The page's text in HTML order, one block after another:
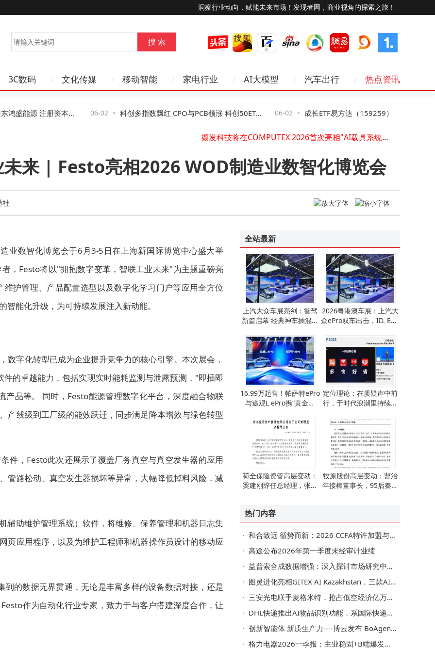
洞察行业动向，赋能未来市场！发现者网，商业视角的探索之旅！
3C数码 文化传媒 移动智能 家电行业 AI大模型 汽车出行 热点资讯
能源 注册资本千 06-02 科创多指数飘红 CPO与PCB领涨 科创50ETF 06-02 成长ETF易方达（159259）获资金青睐，国
证成长100指数领涨市场
新手也能玩超频！铭瑄 Z890-A WIFI 人性化设计打造省心装机体验
高途公布2026年第一季度未经审计业绩
Robo.ai 宣布正式完成对 Neurovia AI 的全资收购，夯实 AI 软件核心战略底座
BEYOND Expo 2026媒体日正式启幕
新手也能玩超频！铭瑄 Z890-A WIFI 人性化设计打造省心装机体验
高途公布2026年第一季度未经审计业绩
来 | Festo亮相2026 WOD制造业数智化博览会
社
业数智化博览会于6月3-5日在上海新国际博览中心盛大举
，Festo将以"拥抱数字变革，智联工业未来"为主题重磅亮
护管理、产品配置选型以及数字化学习门户等应用全方位
能化升级，为可持续发展注入新动能。
数字化转型已成为企业提升竞争力的核心引擎。本次展会，
的卓越能力，包括实现实时能耗监测与泄露预测，"即插即
品等。 同时，Festo能源管理数字化平台，深度融合物联
产线级到工厂级的能效跃迁，同步满足降本增效与绿色转型
件，Festo此次还展示了覆盖厂务真空与真空发生器的应用
管路松动、真空发生器损坏等异常，大幅降低掉料风险，减
辅助维护管理系统）软件，将维修、保养管理和机器日志集
页应用程序，以及为维护工程师和机器操作员设计的移动应
的数据无界贯通，无论是丰富多样的设备数据对接，还是
作为自动化行业专家，致力于与客户搭建深度合作，让
全站最新
上汽大众车展亮剑：智驾
新篇启幕 经典神车插混焕
2026粤港澳车展：上汽大
众ePro双车出击，ID. ERA
16.99万起售！帕萨特ePro
与途观L ePro携“黄金超
来了
定位理论：在质疑声中前
行，于时代浪潮里持续焕
荷全保险资管高层变动：
梁建刚辞任总经理，张梦
牧原股份高层变动：曹治
年接棒董事长，95后秦牧
热门内容
和合致远 循势而新：2026 CCFA特许加盟与生活服务业发展大会擘画行业高质量发展新蓝图
高途公布2026年第一季度未经审计业绩
益普索合成数据增强：深入探讨市场研究中合成数据的应用边界及质量控制
图灵进化亮相GITEX AI Kazakhstan，三款AI一体机发布，总统亲临关注
三安光电联手麦格米特，抢占低空经济亿万赛道先机
DHL快递推出AI物品识别功能，系国际快递行业首创
创新智能体 新质生产力----博云发布 BoAgent 智能体平台 以安全可信 Agentic AI 重构企业数字生产力
格力电器2026一季报：主业稳固+B端爆发，多元布局见效